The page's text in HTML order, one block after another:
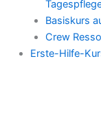
Basiskurs
Crew
Erste-Hilfe-